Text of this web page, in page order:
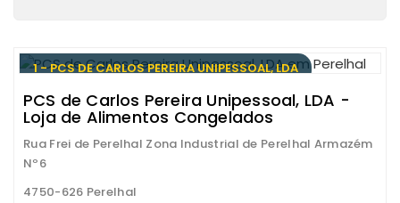
1 - PCS DE CARLOS PEREIRA UNIPESSOAL, LDA
PCS de Carlos Pereira Unipessoal, LDA -
Loja de Alimentos Congelados
Rua Frei de Perelhal Zona Industrial de Perelhal Armazém
Nº6
4750-626 Perelhal